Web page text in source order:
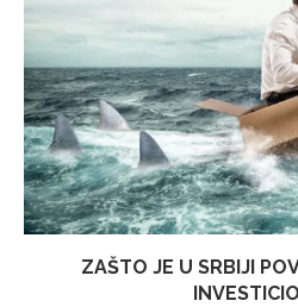
ZAŠTO JE U SRBIJI